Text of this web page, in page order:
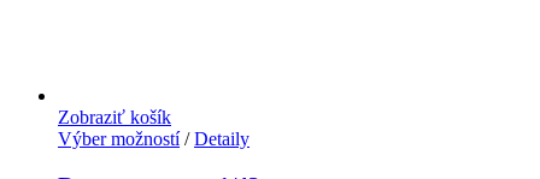
Zobraziť košík
Výber možností/ Detaily